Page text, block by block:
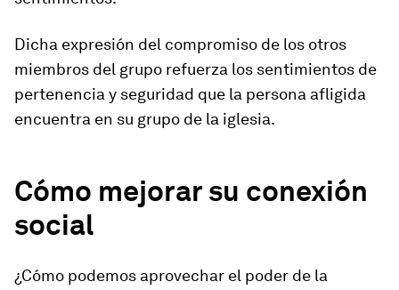
Dicha expresión del compromiso de los otros
miembros del grupo refuerza los sentimientos de
pertenencia y seguridad que la persona afligida
encuentra en su grupo de la iglesia.
Cómo mejorar su conexión
social
¿Cómo podemos aprovechar el poder de la